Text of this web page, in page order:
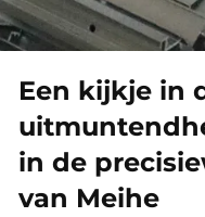
Een kijkje in
in de
van Meihe